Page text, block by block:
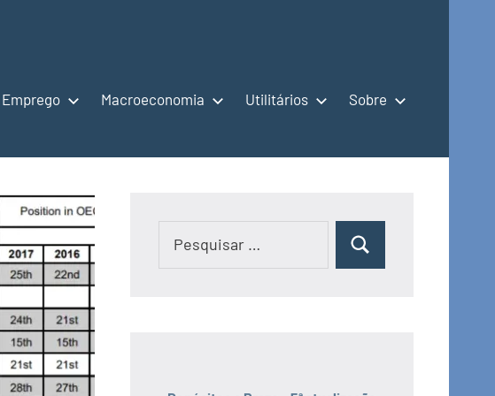
Emprego Macroeconomia Utilitários Sobre
Pesquisar